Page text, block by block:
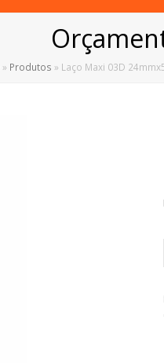
» Produtos » Laço Maxi 03D